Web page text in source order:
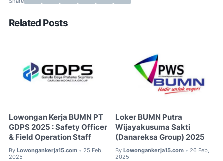
Related Posts
Lowongan Kerja BUMN PT
GDPS 2025 : Safety Officer
& Field Operation Staff
By Lowongankerja15.com • 25 Feb,
2025
Loker BUMN Putra
Wijayakusuma Sakti
(Danareksa Group) 2025
By Lowongankerja15.com • 26 Feb,
2025